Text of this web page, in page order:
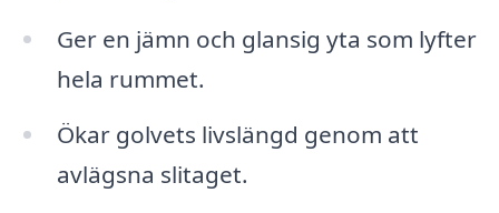
Ger en jämn och glansig yta som lyfter
hela rummet.
Ökar golvets livslängd genom att
avlägsna slitaget.